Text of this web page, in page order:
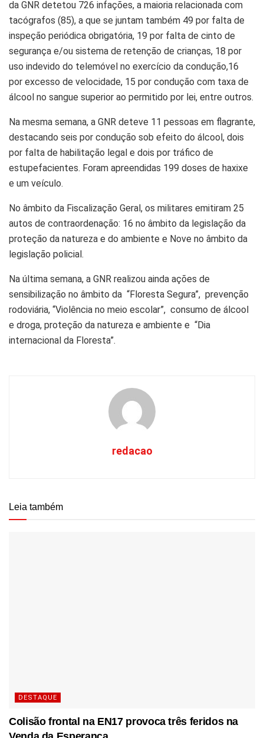
da GNR detetou 726 infações, a maioria relacionada com
tacógrafos (85), a que se juntam também 49 por falta de
inspeção periódica obrigatória, 19 por falta de cinto de
segurança e/ou sistema de retenção de crianças, 18 por
uso indevido do telemóvel no exercício da condução,16
por excesso de velocidade, 15 por condução com taxa de
álcool no sangue superior ao permitido por lei, entre outros.
Na mesma semana, a GNR deteve 11 pessoas em flagrante,
destacando seis por condução sob efeito do álcool, dois
por falta de habilitação legal e dois por tráfico de
estupefacientes. Foram apreendidas 199 doses de haxixe
e um veículo.
No âmbito da Fiscalização Geral, os militares emitiram 25
autos de contraordenação: 16 no âmbito da legislação da
proteção da natureza e do ambiente e Nove no âmbito da
legislação policial.
Na última semana, a GNR realizou ainda ações de
sensibilização no âmbito da “Floresta Segura”, prevenção
rodoviária, “Violência no meio escolar”, consumo de álcool
e droga, proteção da natureza e ambiente e “Dia
internacional da Floresta”.
redacao
Leia também
DESTAQUE
Colisão frontal na EN17 provoca três feridos na